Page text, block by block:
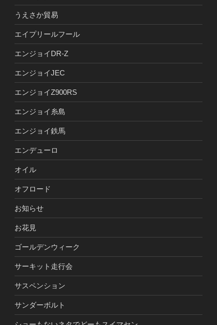
うえさか貿易
エイプリールフール
エンジョイDR-Z
エンジョイJEC
エンジョイZ900RS
エンジョイ糸島
エンジョイ鉄馬
エンデューロ
オイル
オフロード
お知らせ
お花見
ゴールデンウィーク
サーキット走行会
サスペンション
サンダーボルト